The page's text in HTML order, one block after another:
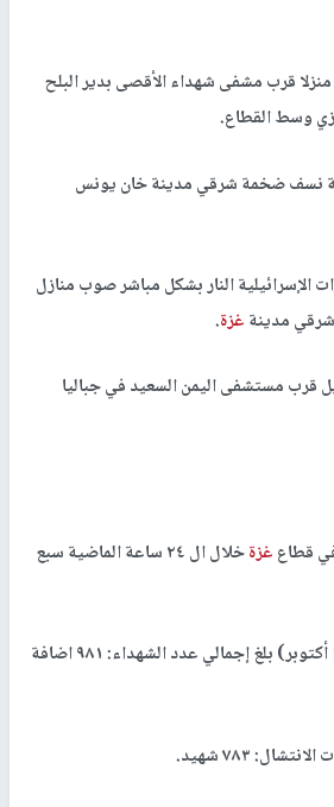
قرب مشفى شهداء الأقصى بدير البلح
وسط القطاع.
نسف ضخمة شرقي مدينة خان يونس
الإسرائيلية النار بشكل مباشر صوب منازل
شرقي مدينةغزة.
قرب مستشفى اليمن السعيد في جباليا
قطاعغزة
خلال ال ٢٤ ساعة الماضية سبع
ومنذ وقف إطلاق النار (١١ أكتوبر) بلغ إجمالي عدد الشهداء: ٩٨١ اضافة